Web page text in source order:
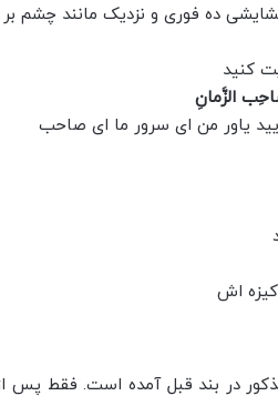
ده فورى و نزدیک مانند چشم
کنید
الزَّمانِ
یاور من اى سرور ما اى صاحب
اش
در بند قبل آمده است. فقط پس از